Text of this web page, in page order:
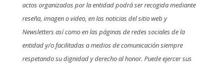
actos organizados por la entidad podrá ser recogida mediante
reseña, imagen o video, en las noticias del sitio web y
Newsletters así como en las páginas de redes sociales de la
entidad y/o facilitadas a medios de comunicación siempre
respetando su dignidad y derecho al honor. Puede ejercer sus